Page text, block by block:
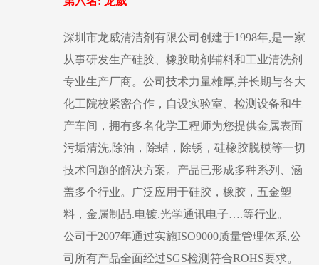
深圳市龙威清洁剂有限公司创建于1998年,是一家
从事研发生产硅胶、橡胶助剂辅料和工业清洗剂
专业生产厂商。公司技术力量雄厚,并长期与各大
化工院校紧密合作，自设实验室、检测设备和生
产车间，拥有多名化学工程师为您提供金属表面
污垢清洗,除油，除蜡，除锈，硅橡胶脱模等一切
技术问题的解决方案。产品已形成多种系列、涵
盖多个行业。广泛应用于硅胶，橡胶，五金塑
料，金属制品.电镀.光学通讯电子….等行业。
公司于2007年通过实施ISO9000质量管理体系,公
司所有产品全面经过SGS检测符合ROHS要求。